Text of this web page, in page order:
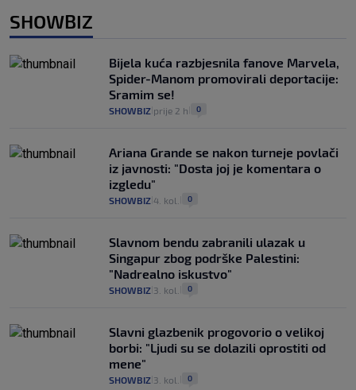
SHOWBIZ
Bijela kuća razbjesnila fanove Marvela,
Spider-Manom promovirali deportacije:
Sramim se!
SHOWBIZ prije 2 h 0
Ariana Grande se nakon turneje povlači
iz javnosti: "Dosta joj je komentara o
izgledu"
SHOWBIZ 4. kol. 0
Slavnom bendu zabranili ulazak u
Singapur zbog podrške Palestini:
"Nadrealno iskustvo"
SHOWBIZ 3. kol. 0
Slavni glazbenik progovorio o velikoj
borbi: "Ljudi su se dolazili oprostiti od
mene"
SHOWBIZ 3. kol. 0